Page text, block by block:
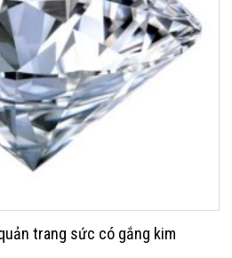
trang sức có gắng kim